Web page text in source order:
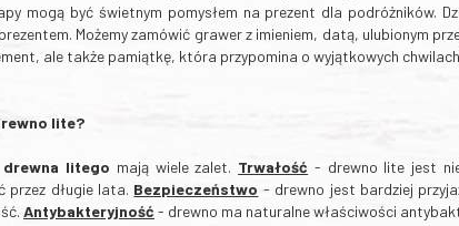
mogą być świetnym pomysłem na prezent dla podróżników.
Możemy zamówić grawer z imieniem, datą, ulubionym
ale także pamiątkę, która przypomina o wyjątkowych
lite?
litego mają wiele zalet. Trwałość - drewno lite jest
przez długie lata. Bezpieczeństwo - drewno jest bardziej
Antybakteryjność - drewno ma naturalne właściwości